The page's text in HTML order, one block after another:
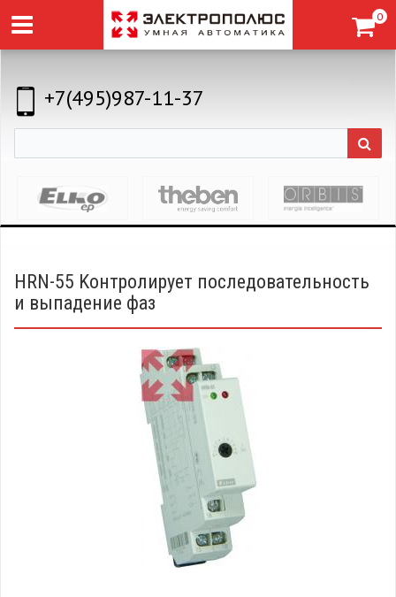
0
+7(495)987-11-37
HRN-55 Kонтролирует последовательность
и выпадение фаз